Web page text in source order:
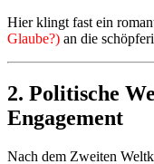
Hier klingt fast ein
Glaube?) an die
2. Politische
Engagement
Nach dem Zweiten